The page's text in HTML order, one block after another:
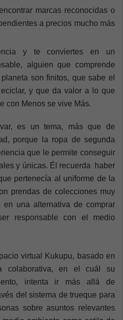
marcas reconocidas o
a precios mucho más
y te conviertes en un
alguien que comprende
son finitos, que sabe el
y que da valor a lo que
con Menos se vive Más.
es un tema, más que de
porque la ropa de segunda
que le permite conseguir
y únicas. Él recuerda haber
pertenecía al uniforme de la
prendas de colecciones muy
una alternativa de comprar
responsable con el medio
virtual Kukupu, basado en
colaborativa, en el cuál su
intenta ir más allá de
del sistema de trueque para
sobre asuntos relevantes